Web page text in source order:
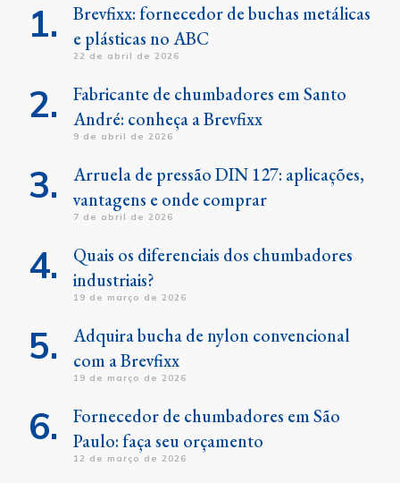
Brevfixx: fornecedor de buchas metálicas
e plásticas no ABC
22 de abril de 2026
Fabricante de chumbadores em Santo
André: conheça a Brevfixx
9 de abril de 2026
Arruela de pressão DIN 127: aplicações,
vantagens e onde comprar
7 de abril de 2026
Quais os diferenciais dos chumbadores
industriais?
19 de março de 2026
Adquira bucha de nylon convencional
com a Brevfixx
19 de março de 2026
Fornecedor de chumbadores em São
Paulo: faça seu orçamento
12 de março de 2026